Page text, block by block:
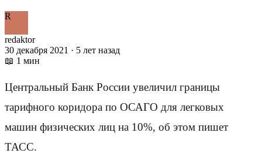
R
redaktor
30 декабря 2021 · 5 лет назад
📖 1 мин
Центральный Банк России увеличил границы
тарифного коридора по ОСАГО для легковых
машин физических лиц на 10%, об этом пишет
ТАСС.